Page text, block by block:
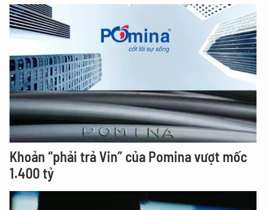
Khoản “phải trả Vin” của Pomina vượt mốc
1.400 tỷ